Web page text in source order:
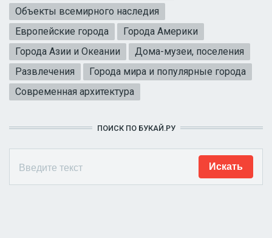
Объекты всемирного наследия
Европейские города
Города Америки
Города Азии и Океании
Дома-музеи, поселения
Развлечения
Города мира и популярные города
Современная архитектура
ПОИСК ПО БУКАЙ.РУ